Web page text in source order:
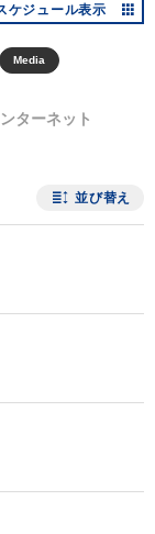
ケジュール表示
Media
ターネット
並び替え